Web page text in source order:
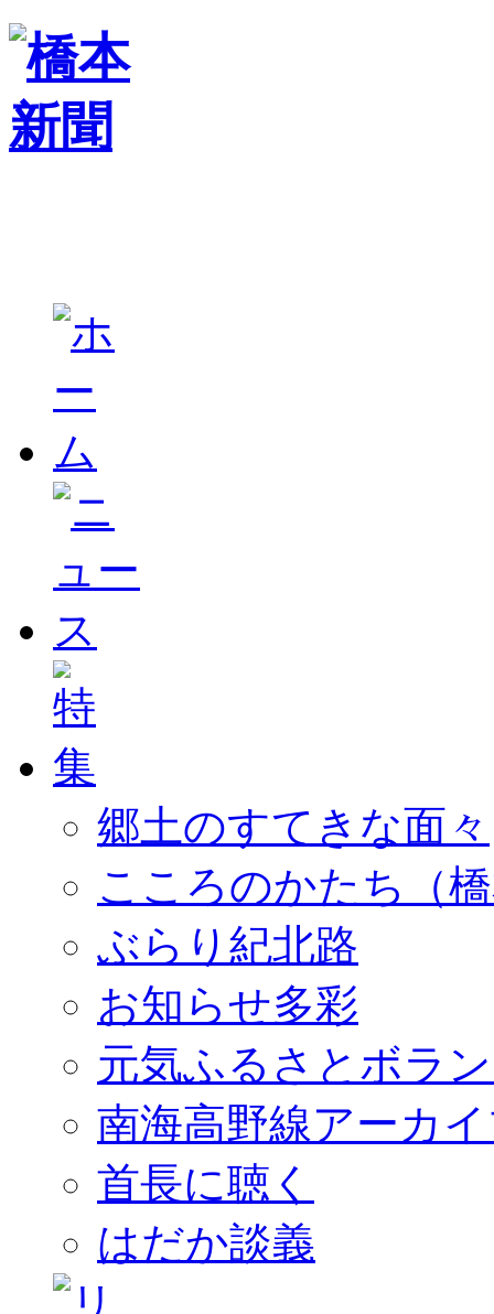
郷土のすてきな面々
こころのかたち（
ぶらり紀北路
お知らせ多彩
元気ふるさとボラ
南海高野線アーカ
首長に聴く
はだか談義